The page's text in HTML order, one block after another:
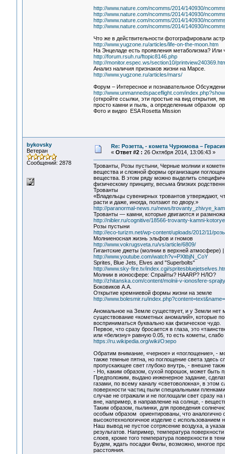
http://www.nature.com/ncomms/2014/140930/
http://www.nature.com/ncomms/2014/140930/
http://www.nature.com/ncomms/2014/140930/
http://www.nature.com/ncomms/2014/140930/
Что же в действительности фотографировали
http://www.yugzone.ru/articles/life-on-the-moon.htm
На Энцеладе есть проявления метаболизма? Или
http://forum.rsuh.ru/ftopic8146.php
http://monitor.espec.ws/section10/
Анализ наличия признаков жизни на Марсе.
http://www.yugzone.ru/articles/mars/
Форум – Интересное и познавательное
http://www.unmannedspaceflight.com/
(откройте ссылки, эти простые на вид открытия,
просто камни и пыль, а определенным образом
Фото и видео ESA Rosetta Mission
bykovsky
Ветеран
Сообщений: 2878
Re: Розетта, - комета Чурюмова –
« Ответ #2 : 26 Октября 2014, 13:06:43 »
Трованты, Розы пустыни, Черные молнии и
вещества и сложной формы организации
вещества. В этом ряду можно выделить
физическому принципу, весьма близких
Трованты
«Владельцы сувенирных тровантов утверждают,
расти и даже, иногда, ползают по двору.»
http://paranormal-news.ru/news/
Трованты — камни, которые двигаются и
http://nibler.ru/cognitive/18566-trovanty-kamni-
Розы пустыни
http://eco-turizm.net/wp-content/uploads/2012/11/
Молниеносная жизнь эльфов и гномов
http://www.vokrugsveta.ru/vs/article/6809/
Гигантские джеты (молнии в верхней атмосфере)
http://www.youtube.com/watch?v=PXltbjN_CoY
Sprites, Blue Jets, Elves and "Superbolts"
http://www.sky-fire.tv/index.cgi/
Молнии в ионосфере: Спрайты? HAARP? НЛО?
http://zhitanska.com/content/molnii-v-ionosfere-
Боковиков А.А.
Открытие кремниевой формы жизни на земле
http://www.bolesmir.ru/
Аномальное на Земле существует, и у Земли нет
существование «кометных аномалий», которые
восприниматься буквально как физическое чудо.
Первое, что сразу бросается в глаза, это
или «белизну» равную 0.05, то есть кометы,
https://ru.wikipedia.org/wiki/Озеро
Обратим внимание, «черное» и «поглощение», -
также темные пятна, но поглощение света здесь
пропускающее свет глубоко внутрь, - внешне
- Но, каким образом, сухой порошок, может быть
Предположим, выдано инженерное задание,
газами, по всему каналу «световолокна», в
поверхности частиц пыли специальными
случае не отражали и не поглощали свет сразу
вне, например, в направление на солнце, -
Таким образом, пылинки, для проведения
особым образом ориентированы, что аналогично
высокотехнологичное изделие с использованием
Наш вывод не пустое сотрясение воздуха, а
результатов. Например, температура
слоев, кроме того температура поверхности в
Будем, ждать посадки Филы, возможно, многое
расстояния.